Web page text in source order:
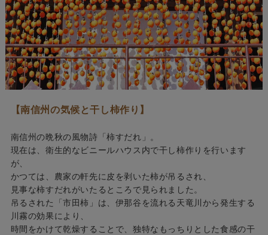
【南信州の気候と干し柿作り】
南信州の晩秋の風物詩「柿すだれ」。
現在は、衛生的なビニールハウス内で干し柿作りを行います
が、
かつては、農家の軒先に皮を剥いた柿が吊るされ、
見事な柿すだれがいたるところで見られました。
吊るされた「市田柿」は、伊那谷を流れる天竜川から発生する
川霧の効果により、
時間をかけて乾燥することで、独特なもっちりとした食感の干